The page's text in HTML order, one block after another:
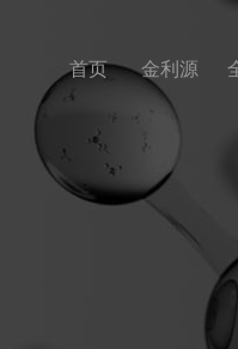
首页 金利源